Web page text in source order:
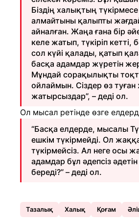
Біздің халықтың
алмайтыны қалыпты
айналған. Жаңа ғана бір
келе жатып, түкіріп кетті,
сол күйі қалады, қатып
басқа адамдар жүретін
Мұндай сорақылықты
ойлаймын. Сіздер өз туған
жатырсыздар”, – деді ол.
Ол мысал ретінде өзге
“Басқа елдерде, мысалы
ешкім түкірмейді. Ол
түкірмейсіз. Ал неге осы
адамдар бұл әдепсіз
береді?” – деді ол.
Тазалық Халық Қоғам